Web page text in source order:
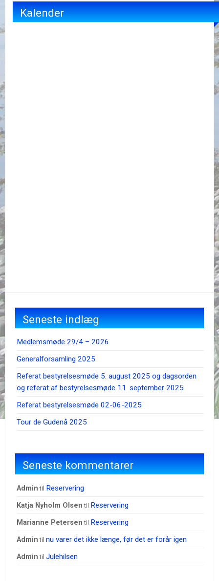
Kalender
Seneste indlæg
Medlemsmøde 29/4 – 2026
Generalforsamling 2025
Referat bestyrelsesmøde 5. august 2025 og dagsorden
og referat af bestyrelsesmøde 11. september 2025
Referat bestyrelsesmøde 02-06-2025
Tour de Gudenå 2025
Seneste kommentarer
admin til Reservering
Katja Nyholm Olsen til Reservering
Marianne Petersen til Reservering
admin til nu varer det ikke længe, før det er forår igen
admin til Julehilsen